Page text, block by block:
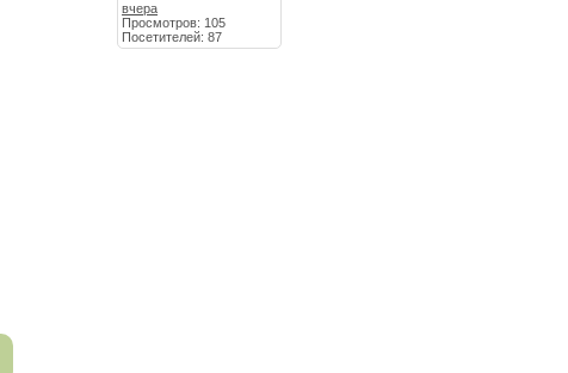
вчера
Просмотров: 105
Посетителей: 87